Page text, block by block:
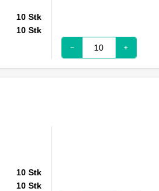
10 Stk
10 Stk
10 Stk
10 Stk